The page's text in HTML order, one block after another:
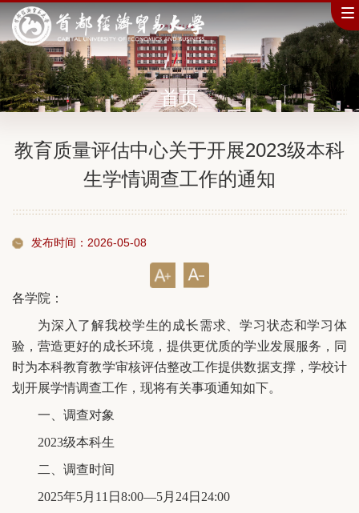
首页
教育质量评估中心关于开展2023级本科
生学情调查工作的通知
发布时间：2026-05-08
各学院：
为深入了解我校学生的成长需求、学习状态和学习体
验，营造更好的成长环境，提供更优质的学业发展服务，同
时为本科教育教学审核评估整改工作提供数据支撑，学校计
划开展学情调查工作，现将有关事项通知如下。
一、调查对象
2023级本科生
二、调查时间
2025年5月11日8:00—5月24日24:00